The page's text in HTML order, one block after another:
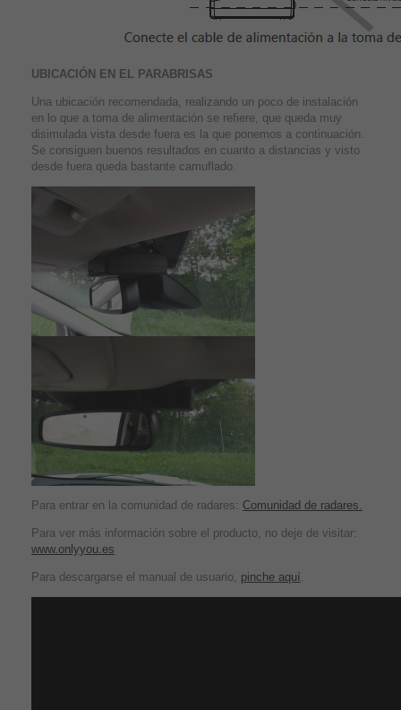
UBICACIÓN EN EL PARABRISAS
Una ubicación recomendada, realizando un poco de instalación
en lo que a toma de alimentación se refiere, que queda muy
disimulada vista desde fuera es la que ponemos a continuación.
Se consiguen buenos resultados en cuanto a distancias y visto
desde fuera queda bastante camuflado.
Para entrar en la comunidad de radares: Comunidad de radares.
Para ver más información sobre el producto, no deje de visitar:
www.onlyyou.es
Para descargarse el manual de usuario, pinche aquí.